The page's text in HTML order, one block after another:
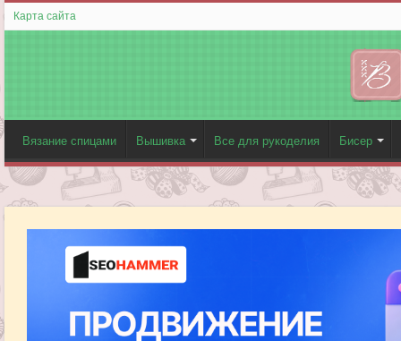
Карта сайта
Вязание спицами Вышивка Все для рукоделия Бисер